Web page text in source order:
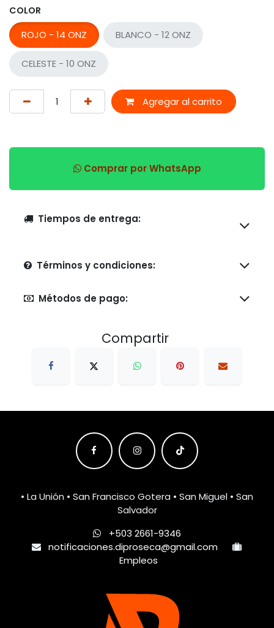
COLOR
ROJO - 14 ONZ BLANCO - 12 ONZ
CELESTE - 10 ONZ
Agregar al carrito
Comprar por WhatsApp
Tiempos de entrega:
Términos y condiciones:
Métodos de pago:
Compartir
• La Unión • San Francisco Gotera • San Miguel • San
Salvador
+503 2661-9346
notificaciones.diproseca@gmail.com
Empleos